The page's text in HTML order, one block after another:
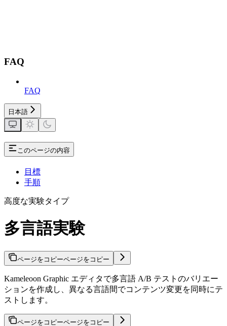
FAQ
FAQ
日本語
このページの内容
目標
手順
高度な実験タイプ
多言語実験
ページをコピーページをコピー
Kameleoon Graphic エディタで多言語 A/B テストのバリエー
ションを作成し、異なる言語間でコンテンツ変更を同時にテ
ストします。
ページをコピーページをコピー